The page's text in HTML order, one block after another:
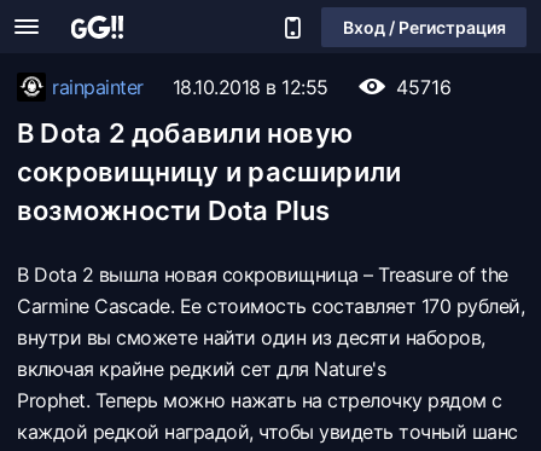
Вход / Регистрация
rainpainter 18.10.2018 в 12:55 45716
В Dota 2 добавили новую
сокровищницу и расширили
возможности Dota Plus
В Dota 2 вышла новая сокровищница – Treasure of the
Carmine Cascade. Ее стоимость составляет 170 рублей,
внутри вы сможете найти один из десяти наборов,
включая крайне редкий сет для Nature's
Prophet. Теперь можно нажать на стрелочку рядом с
каждой редкой наградой, чтобы увидеть точный шанс